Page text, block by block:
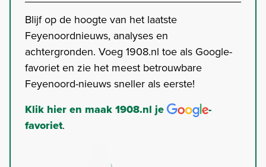
Blijf op de hoogte van het laatste
Feyenoordnieuws, analyses en
achtergronden. Voeg 1908.nl toe als Google-
favoriet en zie het meest betrouwbare
Feyenoord-nieuws sneller als eerste!
Klik hier en maak 1908.nl je
-
favoriet.